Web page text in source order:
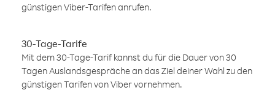
günstigen Viber-Tarifen anrufen.
30-Tage-Tarife
Mit dem 30-Tage-Tarif kannst du für die Dauer von 30
Tagen Auslandsgespräche an das Ziel deiner Wahl zu den
günstigen Tarifen von Viber vornehmen.